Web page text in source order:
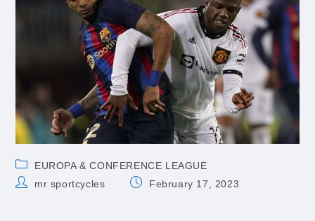
Post
category:
EUROPA & CONFERENCE LEAGUE
Postmr sportcycles
PostFebruary 17, 2023